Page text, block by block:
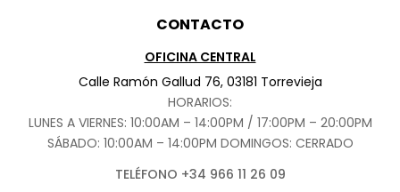
CONTACTO
OFICINA CENTRAL
Calle Ramón Gallud 76, 03181 Torrevieja
HORARIOS:
LUNES A VIERNES: 10:00AM – 14:00PM / 17:00PM – 20:00PM
SÁBADO: 10:00AM – 14:00PM DOMINGOS: CERRADO
TELÉFONO +34 966 11 26 09